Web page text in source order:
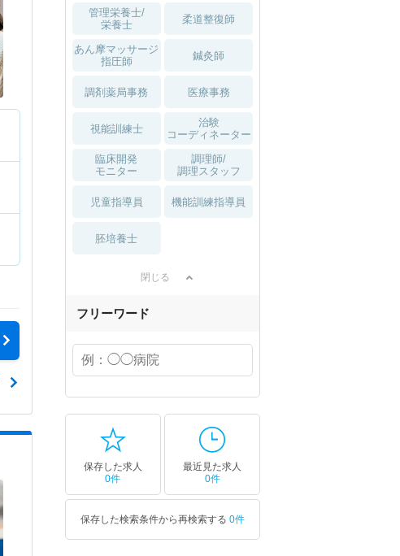
管理栄養士/
栄養士
柔道整復師
あん摩マッサージ
指圧師
鍼灸師
調剤薬局事務 医療事務
視能訓練士
治験
コーディネーター
臨床開発
モニター
調理師/
調理スタッフ
児童指導員 機能訓練指導員
胚培養士
閉じる
フリーワード
保存した求人
0件
最近見た求人
0件
保存した検索条件から再検索する 0件